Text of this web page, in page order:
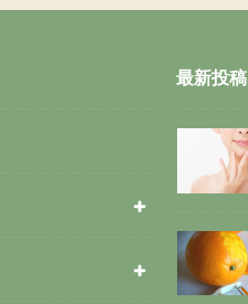
最新投稿